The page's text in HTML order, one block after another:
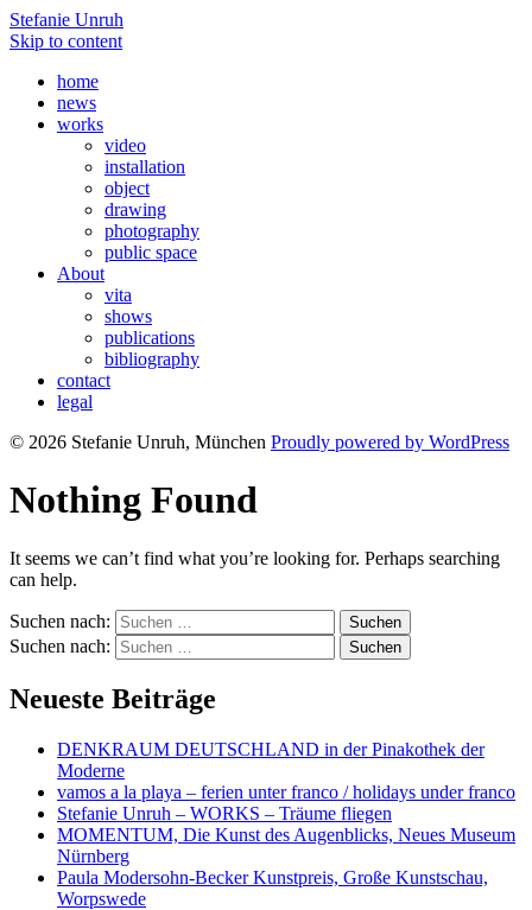
Stefanie Unruh
Skip to content
home
news
works
video
installation
object
drawing
photography
public space
About
vita
shows
publications
bibliography
contact
legal
© 2026 Stefanie Unruh, München Proudly powered by WordPress
Nothing Found
It seems we can’t find what you’re looking for. Perhaps searching
can help.
Suchen nach:
Suchen nach:
Neueste Beiträge
DENKRAUM DEUTSCHLAND in der Pinakothek der
Moderne
vamos a la playa – ferien unter franco / holidays under franco
Stefanie Unruh – WORKS – Träume fliegen
MOMENTUM, Die Kunst des Augenblicks, Neues Museum
Nürnberg
Paula Modersohn-Becker Kunstpreis, Große Kunstschau,
Worpswede